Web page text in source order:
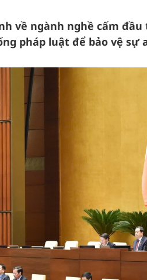
về ngành nghề cấm
pháp luật để bảo vệ sự